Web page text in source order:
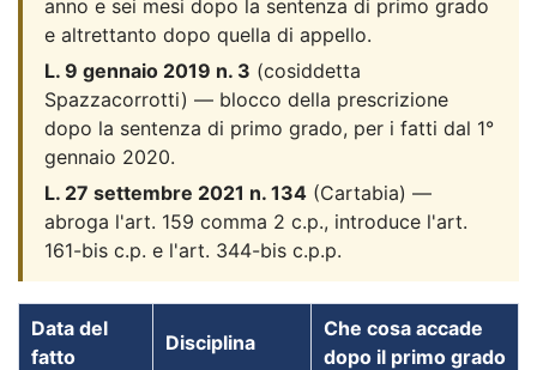
anno e sei mesi dopo la sentenza di primo grado
e altrettanto dopo quella di appello.
L. 9 gennaio 2019 n. 3 (cosiddetta
Spazzacorrotti) — blocco della prescrizione
dopo la sentenza di primo grado, per i fatti dal 1°
gennaio 2020.
L. 27 settembre 2021 n. 134 (Cartabia) —
abroga l'art. 159 comma 2 c.p., introduce l'art.
161-bis c.p. e l'art. 344-bis c.p.p.
Data del
fatto
Disciplina
Che cosa accade
dopo il primo grado